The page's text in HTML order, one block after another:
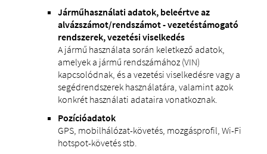
Járműhasználati adatok, beleértve az
alvázszámot/rendszámot - vezetéstámogató
rendszerek, vezetési viselkedés
A jármű használata során keletkező adatok,
amelyek a jármű rendszámához (VIN)
kapcsolódnak, és a vezetési viselkedésre vagy a
segédrendszerek használatára, valamint azok
konkrét használati adataira vonatkoznak.
Pozícióadatok
GPS, mobilhálózat-követés, mozgásprofil, Wi-Fi
hotspot-követés stb.